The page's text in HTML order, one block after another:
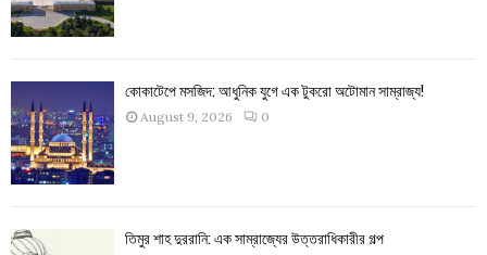
কোকাটেপে মসজিদ: আধুনিক যুগে এক টুকরো অটোমান সাম্রাজ্য!
August 9, 2026 0
তিমুর শাহ দুররানি: এক সাম্রাজ্যের উত্তরাধিকারীর গল্প